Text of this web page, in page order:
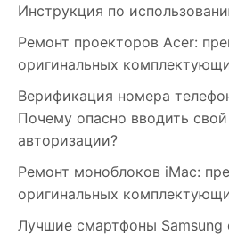
Инструкция по
Ремонт проекторов Acer:
оригинальных
Верификация номера
Почему опасно вводить
авторизации?
Ремонт моноблоков iMac:
оригинальных
Лучшие смартфоны Samsung